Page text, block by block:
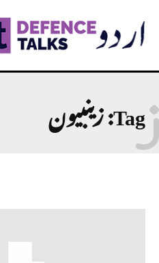
Tag:زینبیون